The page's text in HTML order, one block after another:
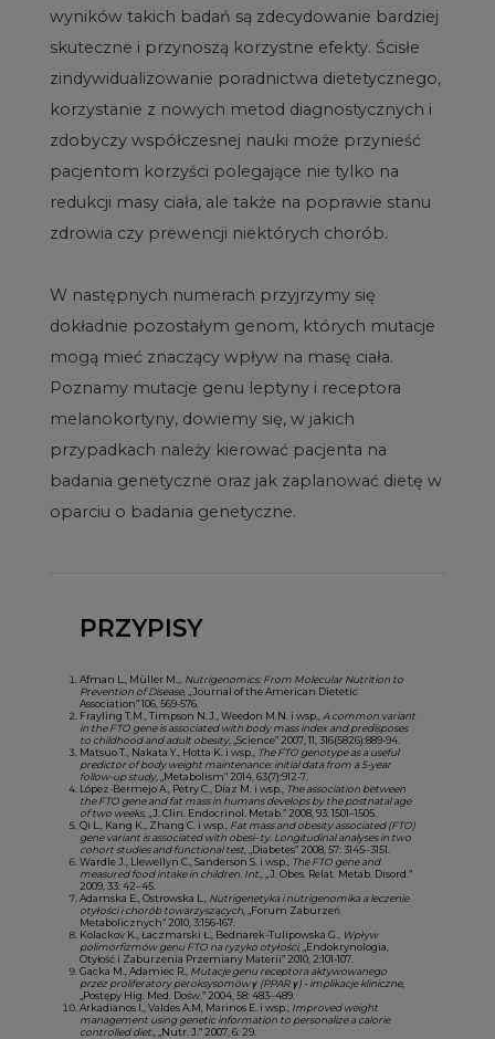
wyników takich badań są zdecydowanie bardziej
skuteczne i przynoszą korzystne efekty. Ścisłe
zindywidualizowanie poradnictwa dietetycznego,
korzystanie z nowych metod diagnostycznych i
zdobyczy współczesnej nauki może przynieść
pacjentom korzyści polegające nie tylko na
redukcji masy ciała, ale także na poprawie stanu
zdrowia czy prewencji niektórych chorób.
W następnych numerach przyjrzymy się
dokładnie pozostałym genom, których mutacje
mogą mieć znaczący wpływ na masę ciała.
Poznamy mutacje genu leptyny i receptora
melanokortyny, dowiemy się, w jakich
przypadkach należy kierować pacjenta na
badania genetyczne oraz jak zaplanować dietę w
oparciu o badania genetyczne.
PRZYPISY
Afman L., Müller M.,. Nutrigenomics: From Molecular Nutrition to
Prevention of Disease, „Journal of the American Dietetic
Association” 106, 569-576.
Frayling T.M., Timpson N.J., Weedon M.N. i wsp., A common variant
in the FTO gene is associated with body mass index and predisposes
to childhood and adult obesity, „Science” 2007, 11, 316(5826):889-94.
Matsuo T., Nakata Y., Hotta K. i wsp.,
The FTO genotype as a useful
predictor of body weight maintenance: initial data from a 5-year
follow-up study, „Metabolism” 2014, 63(7):912-7.
López-Bermejo A., Petry C., Díaz M. i wsp.,
The association between
the FTO gene and fat mass in humans develops by the postnatal age
of two weeks, „J. Clin. Endocrinol. Metab.” 2008, 93: 1501–1505.
Qi L., Kang K., Zhang C. i wsp., Fat mass and obesity associated (FTO)
gene variant is associated with obesi- ty. Longitudinal analyses in two
cohort studies and functional test , „Diabetes” 2008, 57: 3145–3151.
Wardle J., Llewellyn C., Sanderson S. i wsp.,
The FTO gene and
measured food intake in children. Int.
, „J. Obes. Relat. Metab. Disord.”
2009, 33: 42–45.
Adamska E., Ostrowska L., Nutrigenetyka i nutrigenomika a leczenie
otyłości i chorób towarzyszących , „Forum Zaburzeń
Metabolicznych” 2010, 3:156-167.
Kolackov K., Łaczmarski Ł., Bednarek-Tulipowska G.,
Wpływ
polimorfizmów genu FTO na ryzyko otyłości, „Endokrynologia,
Otyłość i Zaburzenia Przemiany Materii” 2010, 2:101-107.
Gacka M., Adamiec R., Mutacje genu receptora aktywowanego
przez proliferatory peroksysomów γ (PPAR γ) - implikacje kliniczne,
„Postępy Hig. Med. Dośw.” 2004, 58: 483–489.
Arkadianos I., Valdes A.M, Marinos E. i wsp., Improved weight
management using genetic information to personalize a calorie
controlled diet.
, „Nutr. J.” 2007, 6: 29.